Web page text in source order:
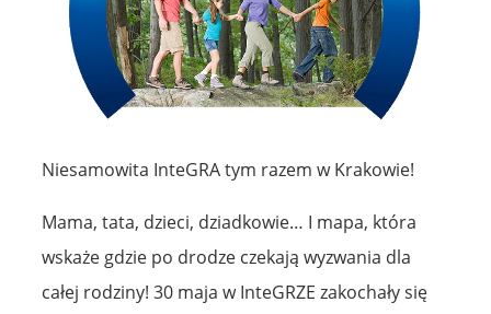
Niesamowita InteGRA tym razem w Krakowie!
Mama, tata, dzieci, dziadkowie… I mapa, która
wskaże gdzie po drodze czekają wyzwania dla
całej rodziny! 30 maja w InteGRZE zakochały się